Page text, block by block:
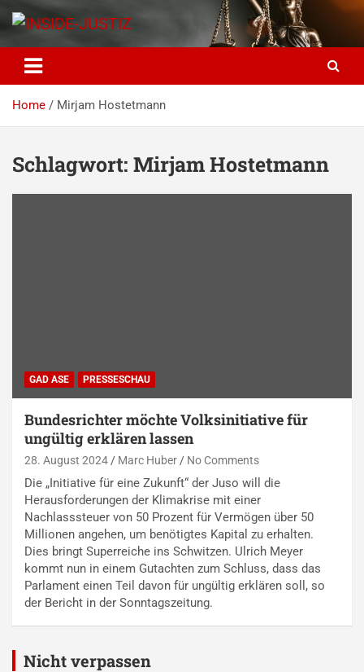
INSIDE-JUSTIZ
Investigativer Journalismus zur Dritten Gewalt
Home Mirjam Hostetmann
Schlagwort: Mirjam Hostetmann
GAD ASE PRESSESCHAU
Bundesrichter möchte Volksinitiative für
ungültig erklären lassen
28. August 2024 Marc Huber No Comments
Die „Initiative für eine Zukunft“ der Juso will die
Herausforderungen der Klimakrise mit einer
Nachlasssteuer von 50 Prozent für Vermögen über 50
Millionen angehen, um benötigtes Kapital zu erhalten.
Dies bringt Superreiche ins Schwitzen. Ulrich Meyer
kommt nun in einem Gutachten zum Schluss, dass das
Parlament einen Teil davon für ungültig erklären soll, so
der Bericht in der Sonntagszeitung.
Nicht verpassen